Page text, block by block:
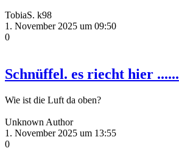
TobiaS. k98
1. November 2025 um 09:50
0
Schnüffel. es riecht hier ......
Wie ist die Luft da oben?
Unknown Author
1. November 2025 um 13:55
0